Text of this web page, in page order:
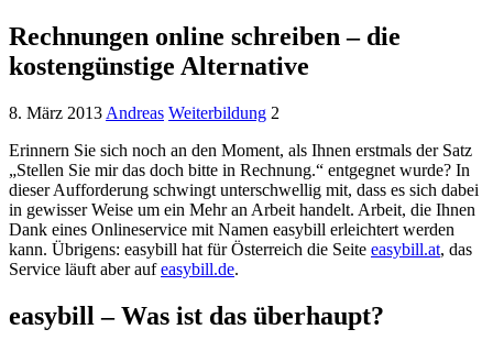
Rechnungen online schreiben – die
kostengünstige Alternative
8. März 2013 Andreas Weiterbildung 2
Erinnern Sie sich noch an den Moment, als Ihnen erstmals der Satz
„Stellen Sie mir das doch bitte in Rechnung.“ entgegnet wurde? In
dieser Aufforderung schwingt unterschwellig mit, dass es sich dabei
in gewisser Weise um ein Mehr an Arbeit handelt. Arbeit, die Ihnen
Dank eines Onlineservice mit Namen easybill erleichtert werden
kann. Übrigens: easybill hat für Österreich die Seite easybill.at, das
Service läuft aber aufeasybill.de.
easybill – Was ist das überhaupt?